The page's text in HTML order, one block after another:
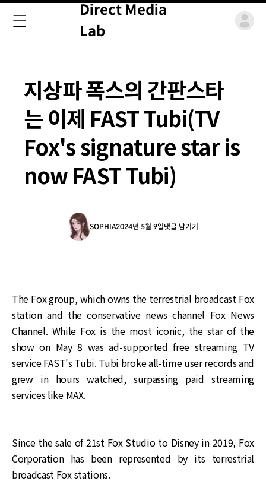
Direct Media
Lab
지상파 폭스의 간판스타
는 이제 FAST Tubi(TV
Fox's signature star is
now FAST Tubi)
SOPHIA2024년 5월 9일댓글 남기기
The Fox group, which owns the terrestrial broadcast Fox
station and the conservative news channel Fox News
Channel. While Fox is the most iconic, the star of the
show on May 8 was ad-supported free streaming TV
service FAST's Tubi. Tubi broke all-time user records and
grew in hours watched, surpassing paid streaming
services like MAX.
Since the sale of 21st Fox Studio to Disney in 2019, Fox
Corporation has been represented by its terrestrial
broadcast Fox stations.